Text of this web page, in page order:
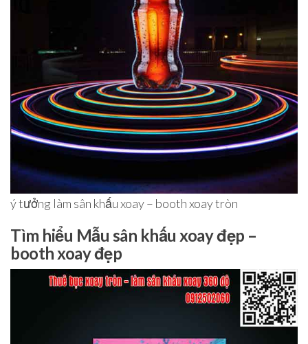
ý tưởng làm sân khấu xoay – booth xoay tròn
Tìm hiểu Mẫu sân khấu xoay đẹp –
booth xoay đẹp